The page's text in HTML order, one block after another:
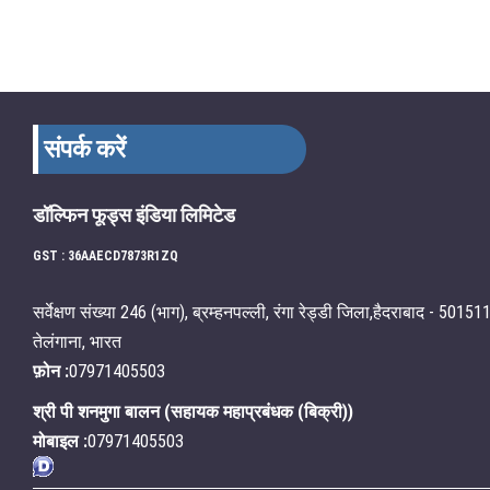
संपर्क करें
डॉल्फिन फूड्स इंडिया लिमिटेड
GST : 36AAECD7873R1ZQ
सर्वेक्षण संख्या 246 (भाग), ब्रम्हनपल्ली, रंगा रेड्डी जिला,हैदराबाद -
तेलंगाना, भारत
फ़ोन :07971405503
श्री पी शनमुगा बालन(सहायक महाप्रबंधक (बिक्री))
मोबाइल :07971405503